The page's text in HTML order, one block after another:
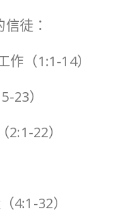
徒：
作（1:1-14）
23）
22）
4:1-32）